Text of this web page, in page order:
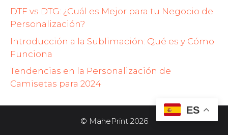
DTF vs DTG: ¿Cuál es Mejor para tu Negocio de
Personalización?
Introducción a la Sublimación: Qué es y Cómo
Funciona
Tendencias en la Personalización de
Camisetas para 2024
© MahePrint 2026
FINALIZAR COMPRA
ES